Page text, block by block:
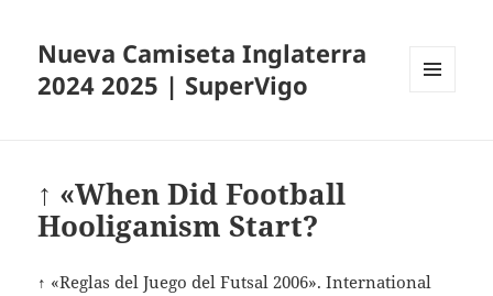
Nueva Camiseta Inglaterra
2024 2025 | SuperVigo
↑ «When Did Football
Hooliganism Start?
↑ «Reglas del Juego del Futsal 2006». International